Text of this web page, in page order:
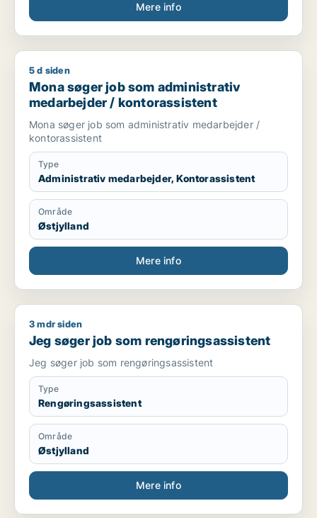
Mere info
Mona søger job som administrativ medarbejder /
5 d siden
Mona søger job som administrativ
medarbejder / kontorassistent
Mona søger job som administrativ medarbejder /
kontorassistent
Type
Administrativ medarbejder, Kontorassistent
Område
Østjylland
Mere info
Jeg søger job som rengøringsassistent
3 mdr siden
Jeg søger job som rengøringsassistent
Jeg søger job som rengøringsassistent
Type
Rengøringsassistent
Område
Østjylland
Mere info